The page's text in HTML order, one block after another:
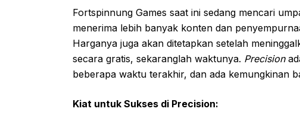
Fortspinnung Games saat ini sedang mencari
menerima lebih banyak konten dan
Harganya juga akan ditetapkan setelah
secara gratis, sekaranglah waktunya. Precision
beberapa waktu terakhir, dan ada kemungkinan
Kiat untuk Sukses di Precision: